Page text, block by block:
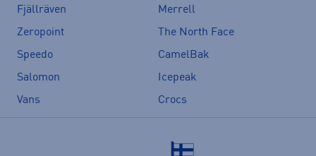
Fjällräven
Merrell
Zeropoint
The North Face
Speedo
CamelBak
Salomon
Icepeak
Vans
Crocs